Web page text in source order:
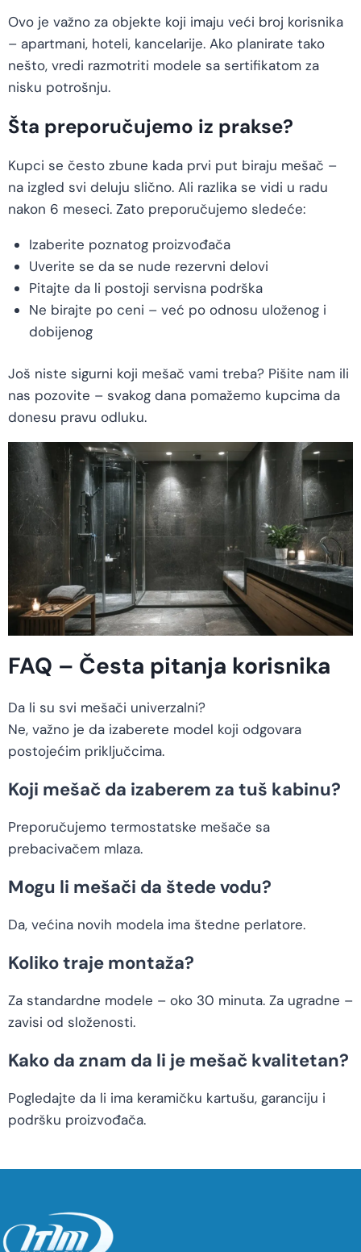
Ovo je važno za objekte koji imaju veći broj korisnika
– apartmani, hoteli, kancelarije. Ako planirate tako
nešto, vredi razmotriti modele sa sertifikatom za
nisku potrošnju.
Šta preporučujemo iz prakse?
Kupci se često zbune kada prvi put biraju mešač –
na izgled svi deluju slično. Ali razlika se vidi u radu
nakon 6 meseci. Zato preporučujemo sledeće:
Izaberite poznatog proizvođača
Uverite se da se nude rezervni delovi
Pitajte da li postoji servisna podrška
Ne birajte po ceni – već po odnosu uloženog i
dobijenog
Još niste sigurni koji mešač vami treba? Pišite nam ili
nas pozovite – svakog dana pomažemo kupcima da
donesu pravu odluku.
FAQ – Česta pitanja korisnika
Da li su svi mešači univerzalni?
Ne, važno je da izaberete model koji odgovara
postojećim priključcima.
Koji mešač da izaberem za tuš kabinu?
Preporučujemo termostatske mešače sa
prebacivačem mlaza.
Mogu li mešači da štede vodu?
Da, većina novih modela ima štedne perlatore.
Koliko traje montaža?
Za standardne modele – oko 30 minuta. Za ugradne –
zavisi od složenosti.
Kako da znam da li je mešač kvalitetan?
Pogledajte da li ima keramičku kartušu, garanciju i
podršku proizvođača.